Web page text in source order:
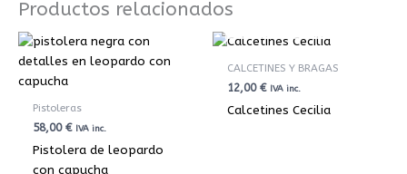
Productos relacionados
Pistoleras
58,00€ IVA inc.
Pistolera de leopardo
con capucha
CALCETINES Y BRAGAS
12,00€ IVA inc.
Calcetines Cecilia